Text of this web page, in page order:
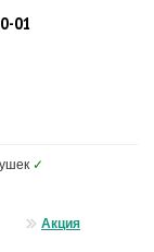
01
✓
Акция